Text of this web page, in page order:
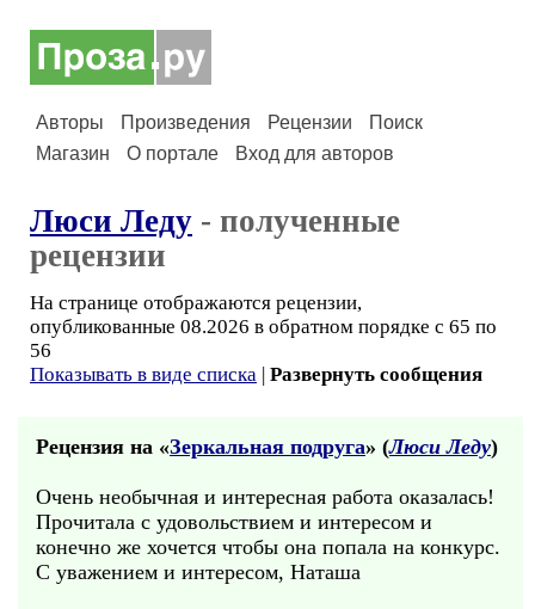
Авторы Произведения Рецензии
Поиск
Магазин
О портале Вход для авторов
Люси Леду - полученные
рецензии
На странице отображаются рецензии,
опубликованные 08.2026 в обратном порядке с 65 по
56
Показывать в виде списка | Развернуть сообщения
Рецензия на «Зеркальная подруга» (Люси Леду)
Очень необычная и интересная работа оказалась!
Прочитала с удовольствием и интересом и
конечно же хочется чтобы она попала на конкурс.
С уважением и интересом, Наташа